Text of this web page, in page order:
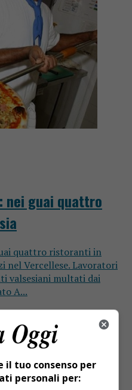
nei guai quattro
quattro ristoranti in
nel Vercellese. Lavoratori
valsesiani multati dai
A...
il tuo consenso per
personali per: